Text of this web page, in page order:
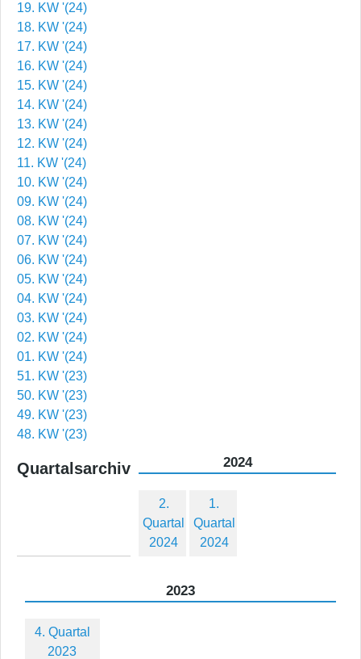
19. KW '(24)
18. KW '(24)
17. KW '(24)
16. KW '(24)
15. KW '(24)
14. KW '(24)
13. KW '(24)
12. KW '(24)
11. KW '(24)
10. KW '(24)
09. KW '(24)
08. KW '(24)
07. KW '(24)
06. KW '(24)
05. KW '(24)
04. KW '(24)
03. KW '(24)
02. KW '(24)
01. KW '(24)
51. KW '(23)
50. KW '(23)
49. KW '(23)
48. KW '(23)
Quartalsarchiv 2024
2.
Quartal
2024
1.
Quartal
2024
2023
4. Quartal
2023